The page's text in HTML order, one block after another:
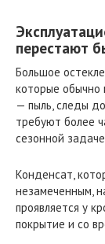
перестают
Большое
которые обычно
— пыль, следы
требуют более
сезонной
Конденсат,
незамеченным,
проявляется у
покрытие и со